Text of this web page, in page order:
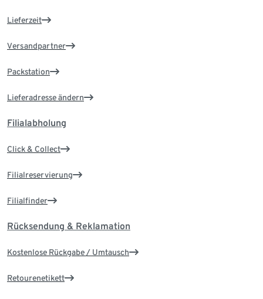
Lieferzeit
Versandpartner
Packstation
Lieferadresse ändern
Filialabholung
Click & Collect
Filialreservierung
Filialfinder
Rücksendung & Reklamation
Kostenlose Rückgabe / Umtausch
Retourenetikett